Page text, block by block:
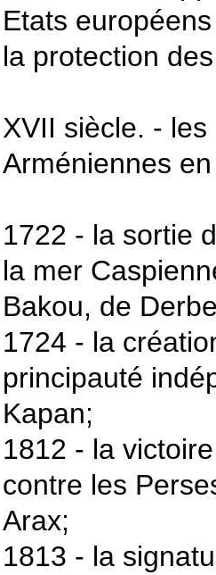
Etats
la protection
XVII siècle. -
Arméniennes
1722 - la sortie
la mer
Bakou, de
1724 - la
principauté
Kapan;
1812 - la
contre les
Arax;
1813 - la